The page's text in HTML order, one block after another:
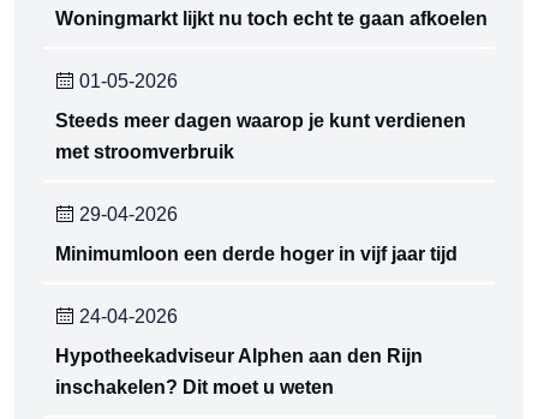
Woningmarkt lijkt nu toch echt te gaan afkoelen
01-05-2026
Steeds meer dagen waarop je kunt verdienen
met stroomverbruik
29-04-2026
Minimumloon een derde hoger in vijf jaar tijd
24-04-2026
Hypotheekadviseur Alphen aan den Rijn
inschakelen? Dit moet u weten